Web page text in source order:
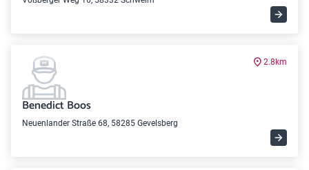
2.8km
Benedict Boos
Neuenlander Straße 68, 58285 Gevelsberg